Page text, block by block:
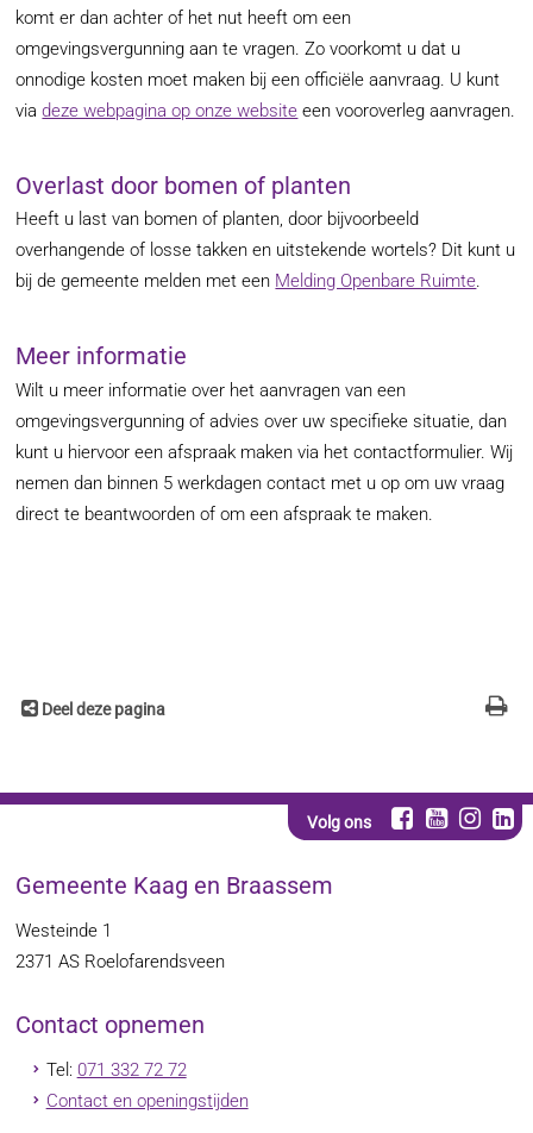
komt er dan achter of het nut heeft om een
omgevingsvergunning aan te vragen. Zo voorkomt u dat u
onnodige kosten moet maken bij een officiële aanvraag. U kunt
viadeze webpagina op onze website een vooroverleg aanvragen.
Overlast door bomen of planten
Heeft u last van bomen of planten, door bijvoorbeeld
overhangende of losse takken en uitstekende wortels? Dit kunt u
bij de gemeente melden met een Melding Openbare Ruimte.
Meer informatie
Wilt u meer informatie over het aanvragen van een
omgevingsvergunning of advies over uw specifieke situatie, dan
kunt u hiervoor een afspraak maken via het contactformulier. Wij
nemen dan binnen 5 werkdagen contact met u op om uw vraag
direct te beantwoorden of om een afspraak te maken.
Deel deze pagina
Volg ons
Gemeente Kaag en Braassem
Westeinde 1
2371 AS Roelofarendsveen
Contact opnemen
Tel: 071 332 72 72
Contact en openingstijden